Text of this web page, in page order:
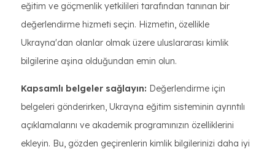
eğitim ve göçmenlik yetkilileri tarafından tanınan bir
değerlendirme hizmeti seçin. Hizmetin, özellikle
Ukrayna'dan olanlar olmak üzere uluslararası kimlik
bilgilerine aşina olduğundan emin olun.
Kapsamlı belgeler sağlayın: Değerlendirme için
belgeleri gönderirken, Ukrayna eğitim sisteminin ayrıntılı
açıklamalarını ve akademik programınızın özelliklerini
ekleyin. Bu, gözden geçirenlerin kimlik bilgilerinizi daha iyi